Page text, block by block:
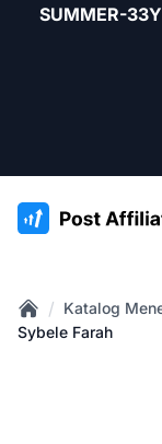
SUMMER-33Y
:site.title
Home
/ Katalog
Sybele Farah